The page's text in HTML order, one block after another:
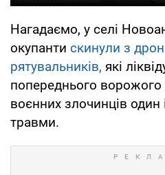
Нагадаємо, у селі
окупанти скинули з
рятувальників, які
попереднього ворожого
воєнних злочинців один
травми.